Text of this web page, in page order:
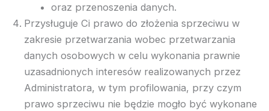
oraz przenoszenia danych.
Przysługuje Ci prawo do złożenia sprzeciwu w
zakresie przetwarzania wobec przetwarzania
danych osobowych w celu wykonania prawnie
uzasadnionych interesów realizowanych przez
Administratora, w tym profilowania, przy czym
prawo sprzeciwu nie będzie mogło być wykonane